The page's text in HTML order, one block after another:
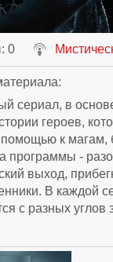
: 0
:
сериал, в
героев,
к магам,
программы -
выход,
В каждой
с разных